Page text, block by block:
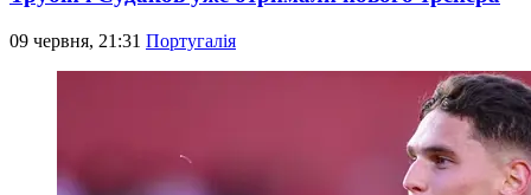
09 червня, 21:31 Португалія